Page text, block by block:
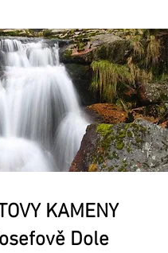
KAMENY
Dole